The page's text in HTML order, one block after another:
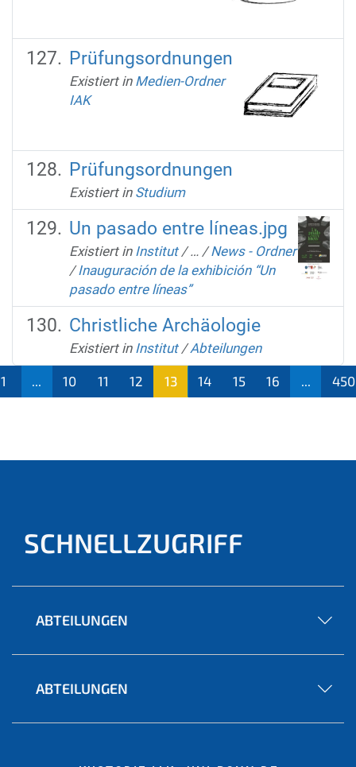
Prüfungsordnungen
Existiert in Medien-Ordner
IAK
Prüfungsordnungen
Existiert in Studium
Un pasado entre líneas.jpg
Existiert in Institut /… /News - Ordner
/Inauguración de la exhibición “Un
pasado entre líneas”
Christliche Archäologie
Existiert in Institut /Abteilungen
1 ... 10 11 12
13
14 15 16 ... 450
SCHNELLZUGRIFF
ABTEILUNGEN
ABTEILUNGEN